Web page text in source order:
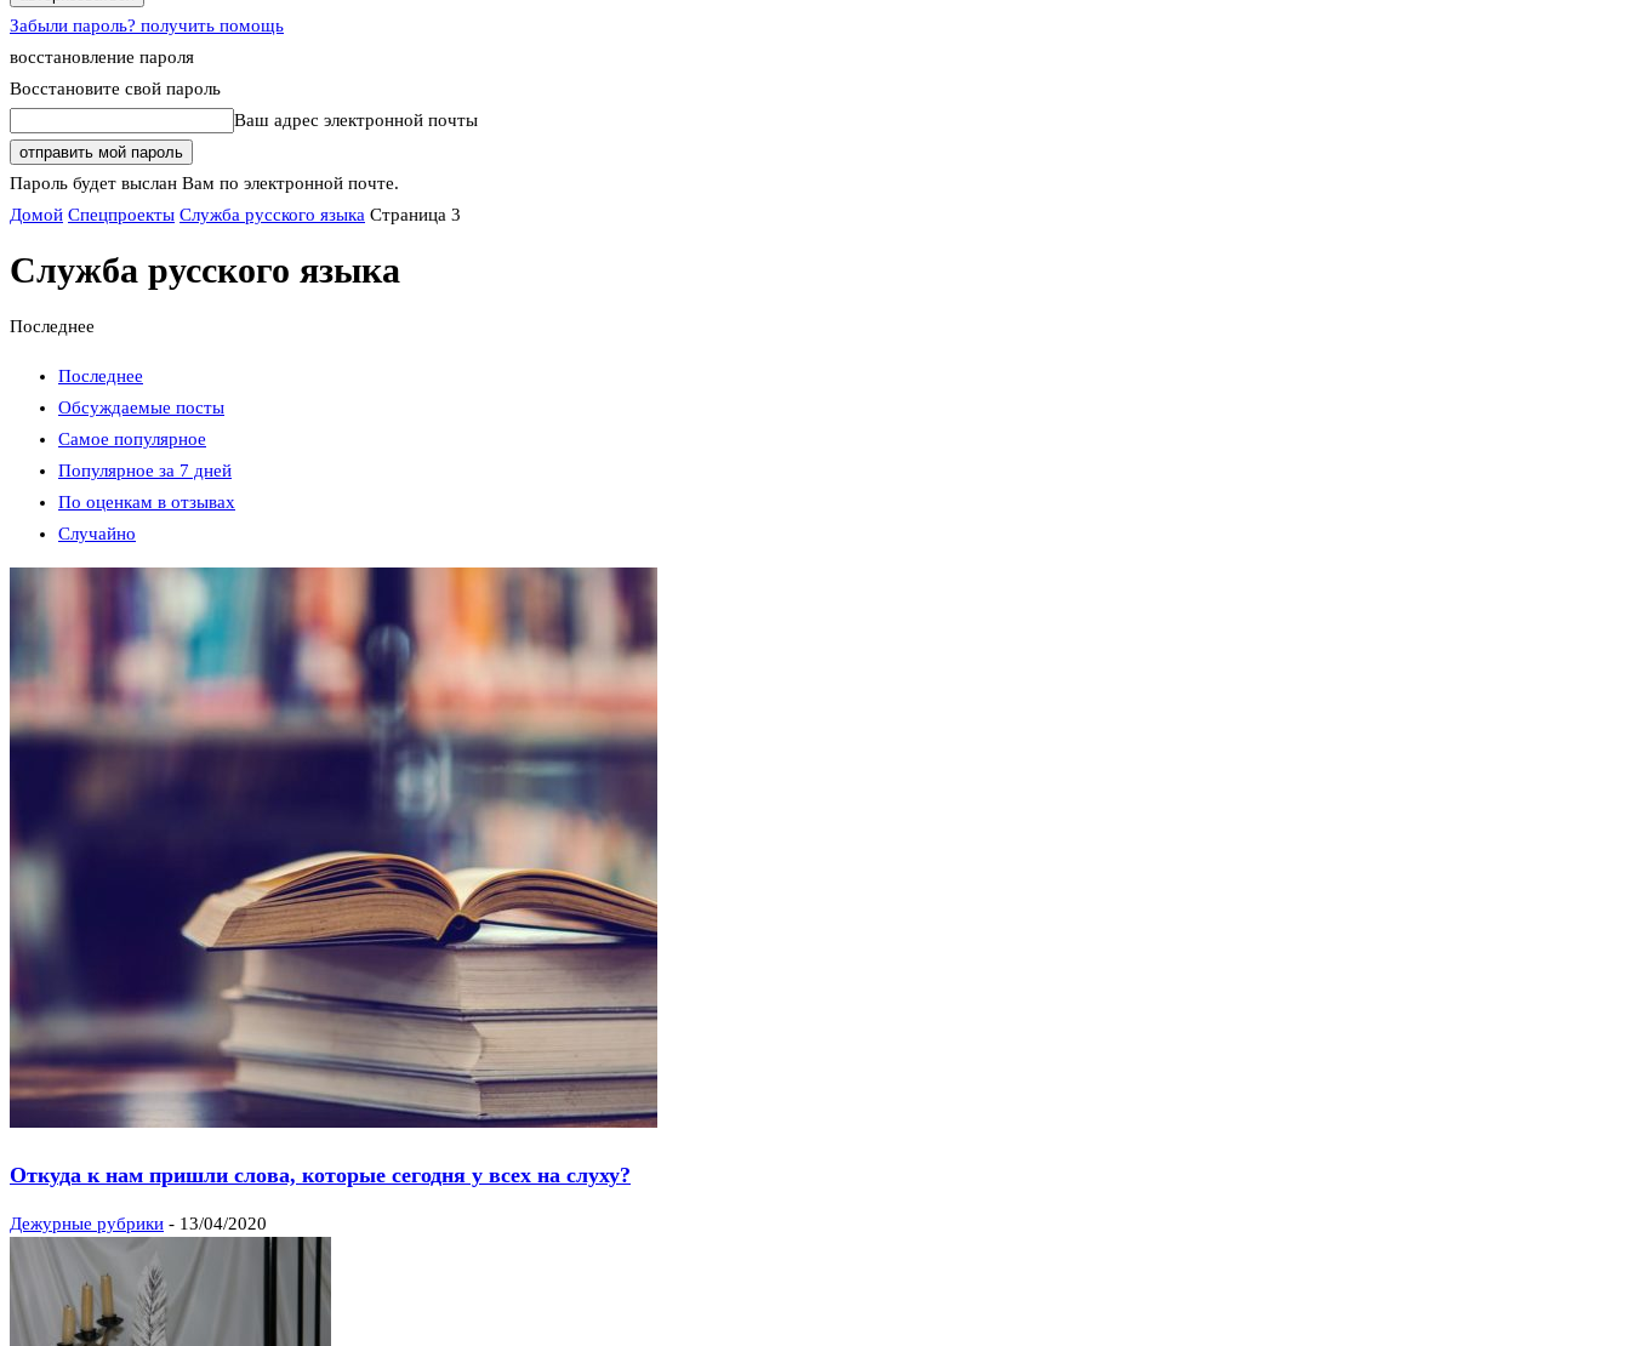
Забыли пароль? получить помощь
восстановление пароля
Восстановите свой пароль
Ваш адрес электронной почты
Пароль будет выслан Вам по электронной почте.
Домой Спецпроекты Служба русского языка Страница 3
Служба русского языка
Последнее
Последнее
Обсуждаемые посты
Самое популярное
Популярное за 7 дней
По оценкам в отзывах
Случайно
Откуда к нам пришли слова, которые сегодня у всех на слуху?
Дежурные рубрики - 13/04/2020